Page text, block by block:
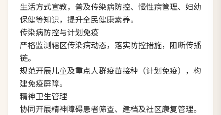
生活方式宣教，普及传染病防控、慢性病管理、妇幼
保健等知识，提升全民健康素养。
传染病防控与计划免疫
严格监测辖区传染病动态，落实防控措施，阻断传播
链。
规范开展儿童及重点人群疫苗接种（计划免疫），构
建免疫屏障。
精神卫生管理
协同开展精神障碍患者筛查、建档及社区康复管理。